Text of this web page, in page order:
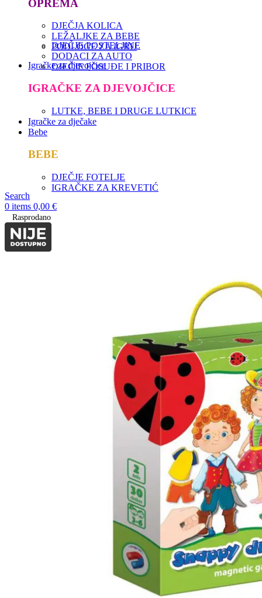
OPREMA
DJEČJA KOLICA
LEŽALJKE ZA BEBE
PODLOGE ZA IGRU
DJEČJE POSTELJINE
DODACI ZA AUTO
DJEČJE POSUĐE I PRIBOR
Igračke za djevojčice
IGRAČKE ZA DJEVOJČICE
LUTKE, BEBE I DRUGE LUTKICE
Igračke za dječake
Bebe
BEBE
DJEČJE FOTELJE
IGRAČKE ZA KREVETIĆ
Search
0 items 0,00 €
Rasprodano